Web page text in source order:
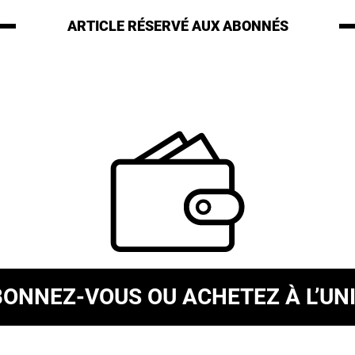
ARTICLE RÉSERVÉAUX ABONNÉS
VOUS OU ACHETEZ À